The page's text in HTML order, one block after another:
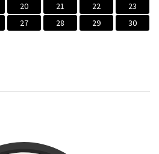
20 21 22
23
27 28 29
30